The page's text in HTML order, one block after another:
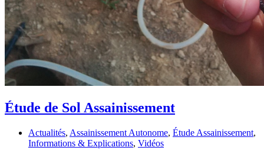
Étude de Sol Assainissement
Actualités, Assainissement Autonome, Étude Assainissement,
Informations & Explications, Vidéos